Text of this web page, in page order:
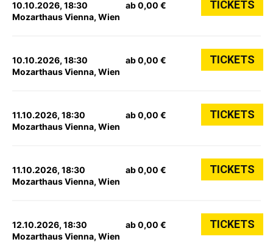
10.10.2026, 18:30
Mozarthaus Vienna, Wien
ab 0,00 € TICKETS
10.10.2026, 18:30
Mozarthaus Vienna, Wien
ab 0,00 € TICKETS
11.10.2026, 18:30
Mozarthaus Vienna, Wien
ab 0,00 € TICKETS
11.10.2026, 18:30
Mozarthaus Vienna, Wien
ab 0,00 € TICKETS
12.10.2026, 18:30
Mozarthaus Vienna, Wien
ab 0,00 € TICKETS